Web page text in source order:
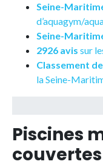
Seine-
d’aquagym/
Seine-
2926 avis sur
Classement
la Seine-
Piscines